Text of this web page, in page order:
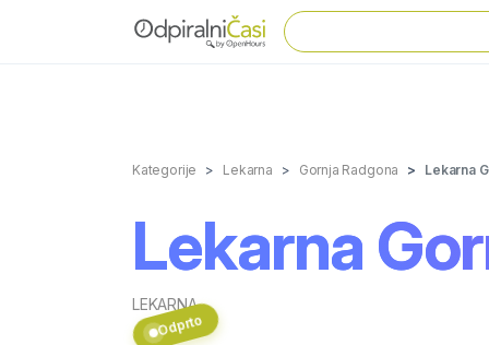
Kategorije Lekarna Gornja Radgona Lekarna
Lekarna
LEKARNA
Odprto